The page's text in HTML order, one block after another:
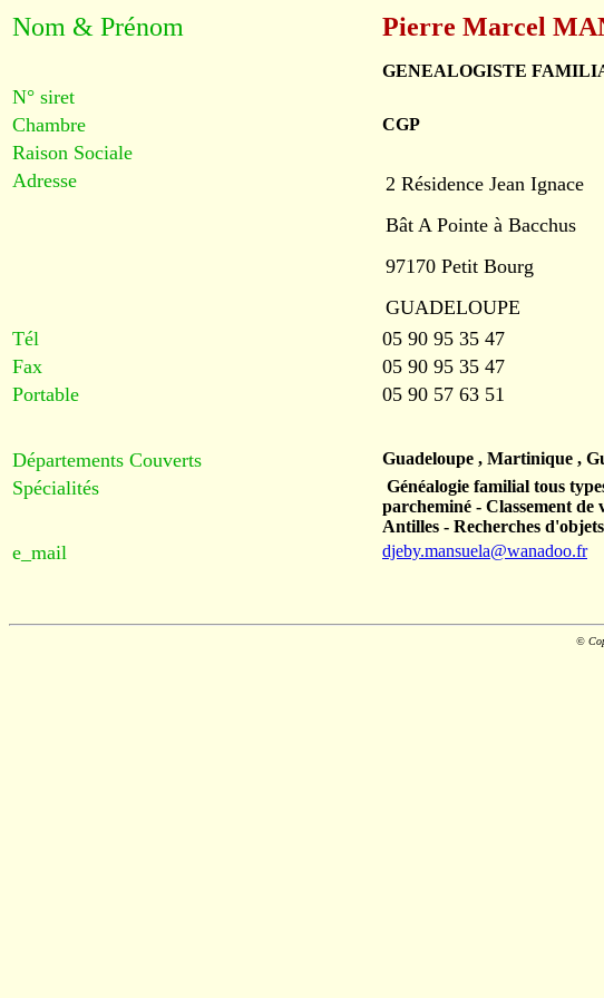
Nom & Prénom Pierre Marcel
GENEALOGISTE
N° siret
Chambre
CGP
Raison Sociale
Adresse
2 Résidence Jean Ignace
Bât A Pointe à Bacchus
97170 Petit Bourg
GUADELOUPE
Tél
05 90 95 35 47
Fax
05 90 95 35 47
Portable
05 90 57 63 51
Départements Couverts Guadeloupe , Martinique ,
Spécialités
Généalogie familial tous
parcheminé - Classement de
Antilles - Recherches
e_mail djeby.mansuela@wanadoo.fr
©